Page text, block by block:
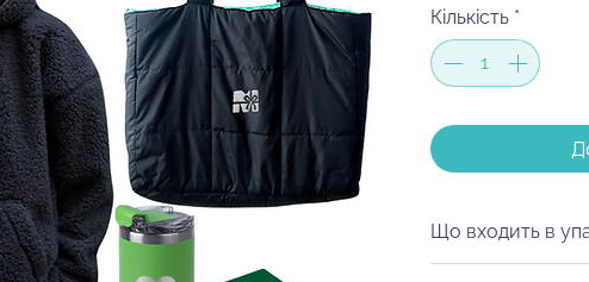
Кількість *
Що входить в